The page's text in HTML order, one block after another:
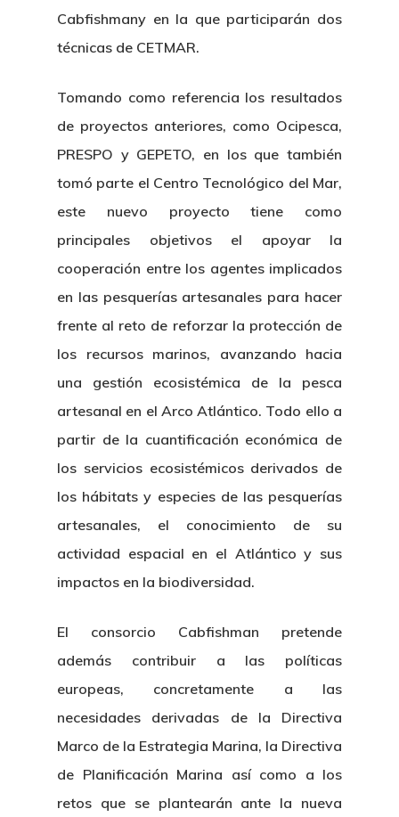
Cabfishmany en la que participarán dos
técnicas de CETMAR.
Tomando como referencia los resultados
de proyectos anteriores, como Ocipesca,
PRESPO y GEPETO, en los que también
tomó parte el Centro Tecnológico del Mar,
este nuevo proyecto tiene como
principales objetivos el apoyar la
cooperación entre los agentes implicados
en las pesquerías artesanales para hacer
frente al reto de reforzar la protección de
los recursos marinos, avanzando hacia
una gestión ecosistémica de la pesca
artesanal en el Arco Atlántico. Todo ello a
partir de la cuantificación económica de
los servicios ecosistémicos derivados de
los hábitats y especies de las pesquerías
artesanales, el conocimiento de su
actividad espacial en el Atlántico y sus
impactos en la biodiversidad.
El consorcio Cabfishman pretende
además contribuir a las políticas
europeas, concretamente a las
necesidades derivadas de la Directiva
Marco de la Estrategia Marina, la Directiva
de Planificación Marina así como a los
retos que se plantearán ante la nueva